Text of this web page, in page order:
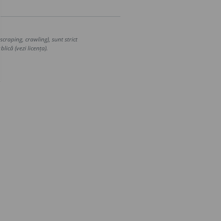
crawling), sunt strict
(vezi licența).